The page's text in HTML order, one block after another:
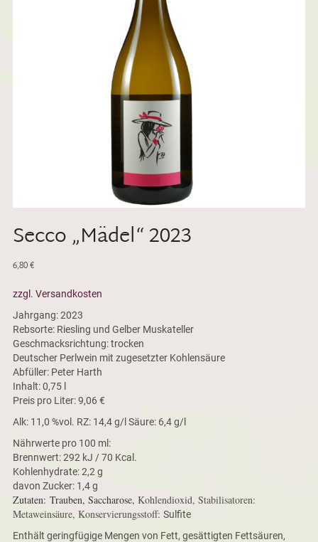
Secco „Mädel“ 2023
6,80€
zzgl. Versandkosten
Jahrgang: 2023
Rebsorte: Riesling und Gelber Muskateller
Geschmacksrichtung: trocken
Deutscher Perlwein mit zugesetzter Kohlensäure
Abfüller: Peter Harth
Inhalt: 0,75 l
Preis pro Liter: 9,06 €
Alk: 11,0 %vol. RZ: 14,4 g/l Säure: 6,4 g/l
Nährwerte pro 100 ml:
Brennwert: 292 kJ / 70 Kcal.
Kohlenhydrate: 2,2 g
davon Zucker: 1,4 g
Zutaten: Trauben, Saccharose, Kohlendioxid, Stabilisatoren:
Metaweinsäure, Konservierungsstoff: Sulfite
Enthält geringfügige Mengen von Fett, gesättigten Fettsäuren,